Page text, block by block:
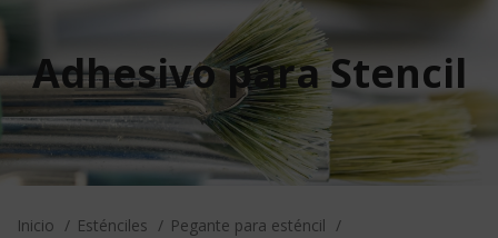
Adhesivo para Stencil
Inicio Esténciles
Pegante para esténcil